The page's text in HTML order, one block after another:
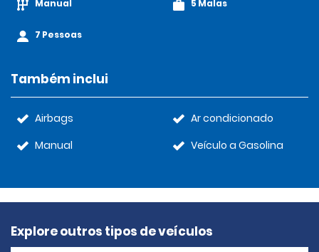
Manual
7 Pessoas
5 Malas
Também inclui
Airbags
Manual
Ar condicionado
Veículo a Gasolina
Explore outros tipos de veículos